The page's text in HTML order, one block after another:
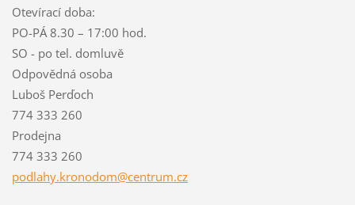
Otevírací doba:
PO-PÁ 8.30 – 17:00 hod.
SO - po tel. domluvě
Odpovědná osoba
Luboš Perďoch
774 333 260
Prodejna
774 333 260
podlahy.kronodom@centrum.cz